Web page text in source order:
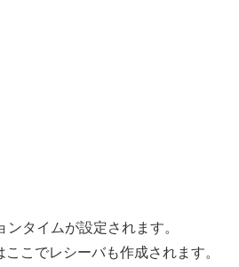
タイムが設定されます。
こでレシーバも作成されます。